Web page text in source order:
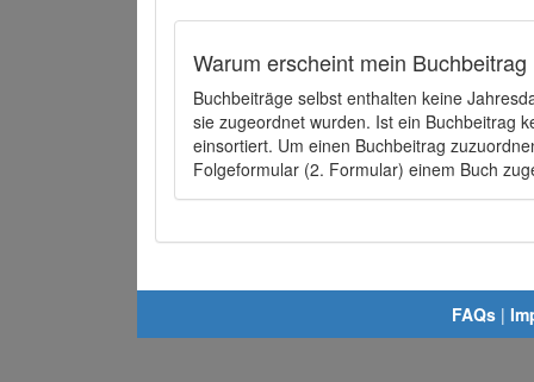
Warum erscheint mein
Buchbeiträge selbst enthalten keine
sie zugeordnet wurden. Ist ein Buchbeitrag
einsortiert. Um einen Buchbeitrag
Folgeformular (2. Formular) einem Buch
FAQs |